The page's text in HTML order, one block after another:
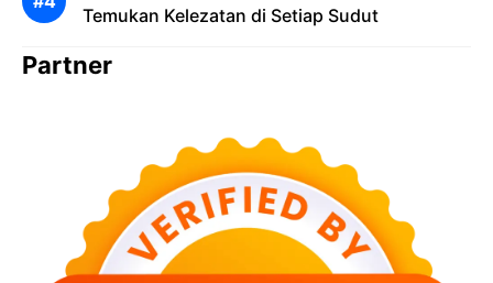
Temukan Kelezatan di Setiap Sudut
Partner